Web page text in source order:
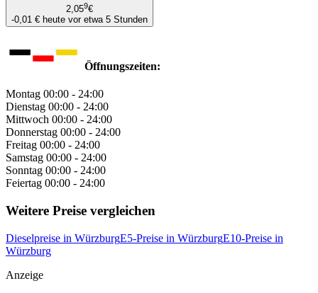
2,059€
-0,01 € heute vor etwa 5 Stunden
Öffnungszeiten:
Montag 00:00 - 24:00
Dienstag 00:00 - 24:00
Mittwoch 00:00 - 24:00
Donnerstag 00:00 - 24:00
Freitag 00:00 - 24:00
Samstag 00:00 - 24:00
Sonntag 00:00 - 24:00
Feiertag 00:00 - 24:00
Weitere Preise vergleichen
Dieselpreise in WürzburgE5-Preise in WürzburgE10-Preise in
Würzburg
Anzeige